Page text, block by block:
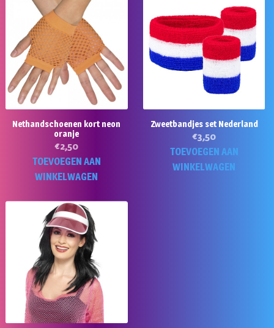
Nethandschoenen kort neon
oranje
€2,50
TOEVOEGEN AAN
WINKELWAGEN
Zweetbandjes set Nederland
€3,50
TOEVOEGEN AAN
WINKELWAGEN